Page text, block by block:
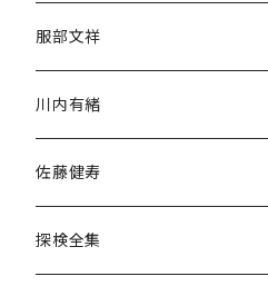
民族・風習
言語・ことば
服部文祥
川内有緒
佐藤健寿
探検全集